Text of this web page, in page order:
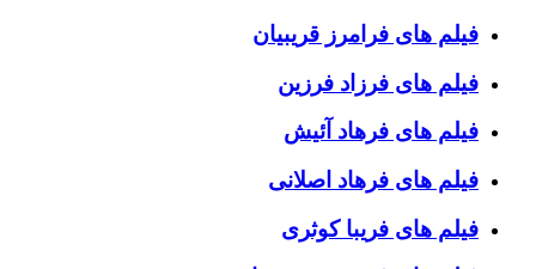
فیلم های فرامرز قریبیان
فیلم های فرزاد فرزین
فیلم های فرهاد آئیش
فیلم های فرهاد اصلانی
فیلم های فریبا کوثری